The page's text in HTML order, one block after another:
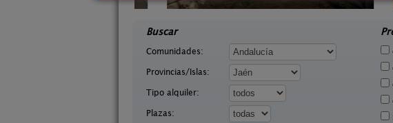
Buscar
Comunidades:
Provincias/Islas:
Tipo alquiler:
Plazas: